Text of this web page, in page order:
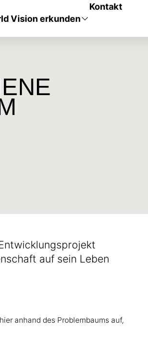
Vision erkunden
Kontakt
auf sein Leben
anhand des Problembaums auf,